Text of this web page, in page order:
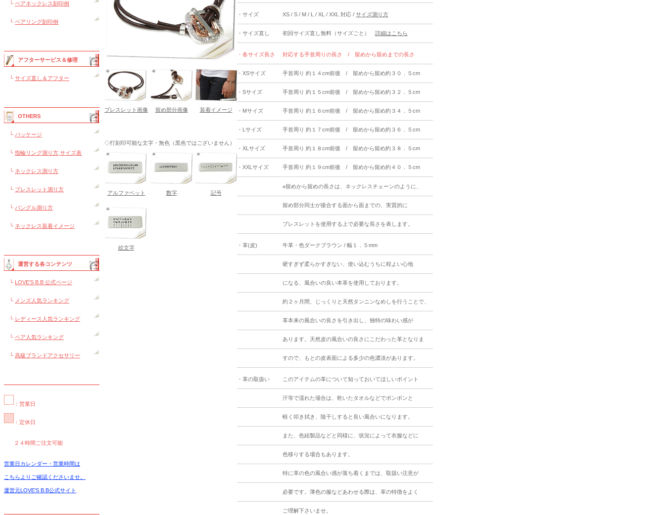
└ ペアネックレス刻印例
└ ペアリング刻印例
アフターサービス＆修理
└ サイズ直し＆アフター
OTHERS
└ パッケージ
└ 指輪リング測り方,サイズ表
└ ネックレス測り方
└ ブレスレット測り方
└ バングル測り方
└ ネックレス装着イメージ
運営する各コンテンツ
└ LOVE'S B.B 公式ページ
└ メンズ人気ランキング
└ レディース人気ランキング
└ ペア人気ランキング
└ 高級ブランドアクセサリー
：営業日
：定休日
２４時間ご注文可能
営業日カレンダー・営業時間は
こちらよりご確認くださいませ。
運営元LOVE'S B.B公式サイト
ブレスレット画像 留め部分画像 装着イメージ
◇打刻印可能な文字・無色（黒色ではございません）
アルファベット 数字 記号
絵文字
・サイズ XS / S / M / L / XL / XXL 対応 / サイズ測り方
・サイズ直し 初回サイズ直し無料（サイズごと） 詳細はこちら
・各サイズ長さ 対応する手首周りの長さ / 留めから留めまでの長さ
・XSサイズ 手首周り 約１４cm前後 / 留めから留め約３０．５cm
・Sサイズ 手首周り 約１５cm前後 / 留めから留め約３２．５cm
・Mサイズ 手首周り 約１６cm前後 / 留めから留め約３４．５cm
・Lサイズ 手首周り 約１７cm前後 / 留めから留め約３６．５cm
・XLサイズ 手首周り 約１８cm前後 / 留めから留め約３８．５cm
・XXLサイズ 手首周り 約１９cm前後 / 留めから留め約４０．５cm
※留めから留めの長さは、ネックレスチェーンのように、
留め部分同士が接合する面から面までの、実質的に
ブレスレットを使用する上で必要な長さを表します。
・革(皮) 牛革・色ダークブラウン / 幅１．５mm
硬すぎず柔らかすぎない、使い込むうちに程よい心地
になる、風合いの良い本革を使用しております。
約２ヶ月間、じっくりと天然タンニンなめしを行うことで、
革本来の風合いの良さを引き出し、独特の味わい感が
あります。天然皮の風合いの良さにこだわった革となりま
すので、もとの皮表面による多少の色濃淡があります。
・革の取扱い このアイテムの革について知っておいてほしいポイント
汗等で濡れた場合は、乾いたタオルなどでポンポンと
軽く叩き拭き、陰干しすると良い風合いになります。
また、色紐製品などと同様に、状況によって衣服などに
色移りする場合もあります。
特に革の色の風合い感が落ち着くまでは、取扱い注意が
必要です。薄色の服などあわせる際は、革の特徴をよく
ご理解下さいませ。